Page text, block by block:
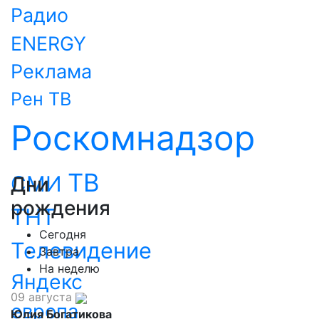
Радио
ENERGY
Реклама
Рен ТВ
Роскомнадзор
СМИ ТВ
ТНТ
Телевидение
Яндекс
европа
Дни
рождения
Сегодня
Завтра
На неделю
09 августа
Юлия Богатикова